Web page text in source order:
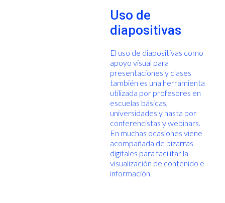
Uso de
diapositivas
El uso de diapositivas como
apoyo visual para
presentaciones y clases
también es una herramienta
utilizada por profesores en
escuelas básicas,
universidades y hasta por
conferencistas y webinars.
En muchas ocasiones viene
acompañada de pizarras
digitales para facilitar la
visualización de contenido e
información.